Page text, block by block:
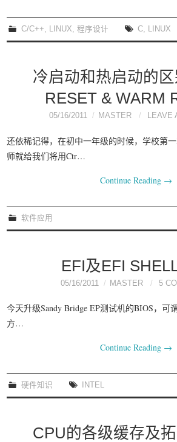
C/C++, LINUX,程序设计 C, LINUX
冷启动和热启动的
RESET & WARM
05/16/2011 MASTER LEAVE
还依稀记得，在初中一年级的时候，学校第
师就给我们将用Ctr…
Continue Reading →
软件应用
EFI及EFI
05/16/2011 MASTER 5
今天升级Sandy Bridge EP测试机的BIOS，可
方…
Continue Reading →
硬件知识 INTEL
CPU的各级缓存及